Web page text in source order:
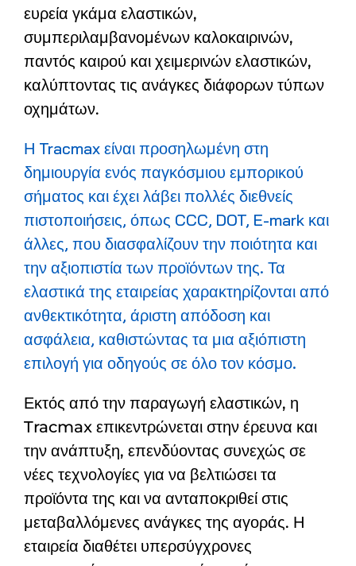
ευρεία γκάμα ελαστικών,
συμπεριλαμβανομένων καλοκαιρινών,
παντός καιρού και χειμερινών ελαστικών,
καλύπτοντας τις ανάγκες διάφορων τύπων
οχημάτων.
Η Tracmax είναι προσηλωμένη στη
δημιουργία ενός παγκόσμιου εμπορικού
σήματος και έχει λάβει πολλές διεθνείς
πιστοποιήσεις, όπως CCC, DOT, E-mark και
άλλες, που διασφαλίζουν την ποιότητα και
την αξιοπιστία των προϊόντων της. Τα
ελαστικά της εταιρείας χαρακτηρίζονται από
ανθεκτικότητα, άριστη απόδοση και
ασφάλεια, καθιστώντας τα μια αξιόπιστη
επιλογή για οδηγούς σε όλο τον κόσμο.
Εκτός από την παραγωγή ελαστικών, η
Tracmax επικεντρώνεται στην έρευνα και
την ανάπτυξη, επενδύοντας συνεχώς σε
νέες τεχνολογίες για να βελτιώσει τα
προϊόντα της και να ανταποκριθεί στις
μεταβαλλόμενες ανάγκες της αγοράς. Η
εταιρεία διαθέτει υπερσύγχρονες